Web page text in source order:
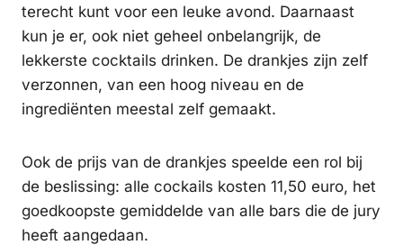
terecht kunt voor een leuke avond. Daarnaast
kun je er, ook niet geheel onbelangrijk, de
lekkerste cocktails drinken. De drankjes zijn zelf
verzonnen, van een hoog niveau en de
ingrediënten meestal zelf gemaakt.
Ook de prijs van de drankjes speelde een rol bij
de beslissing: alle cockails kosten 11,50 euro, het
goedkoopste gemiddelde van alle bars die de jury
heeft aangedaan.